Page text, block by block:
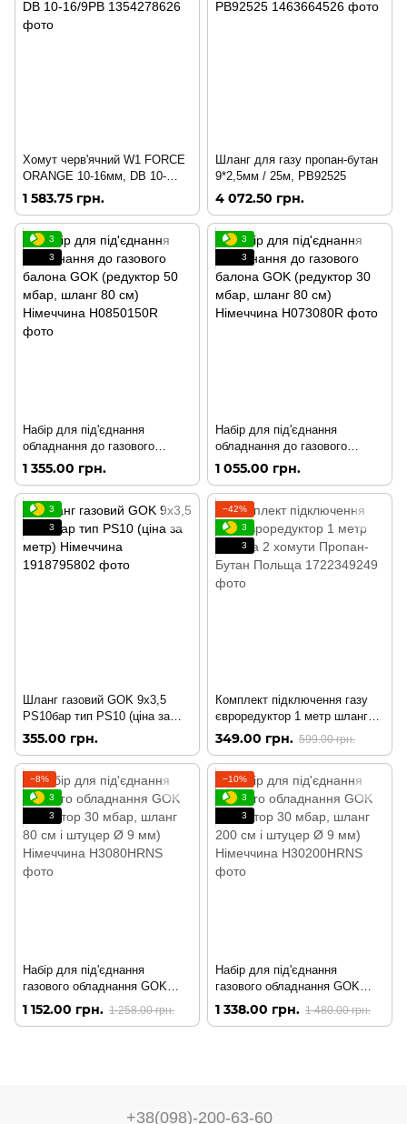
Хомут черв'ячний W1 FORCE
ORANGE 10-16мм, DB 10-
16/9PB
1 583.75 грн.
Шланг для газу пропан-бутан
9*2,5мм / 25м, PB92525
4 072.50 грн.
3
3
Набір для під'єднання
обладнання до газового
балона GOK (редуктор 50
мбар, шланг 80 см) Німеччина
1 355.00 грн.
3
3
Набір для під'єднання
обладнання до газового
балона GOK (редуктор 30
мбар, шланг 80 см) Німеччина
1 055.00 грн.
3
3
Шланг газовий GOK 9х3,5
PS10бар тип PS10 (ціна за
метр) Німеччина
355.00 грн.
−42%
3
3
Комплект підключення газу
євроредуктор 1 метр шланга 2
хомути Пропан-Бутан Польща
349.00 грн. 599.00 грн.
−8%
3
3
Набір для під'єднання
газового обладнання GOK
(редуктор 30 мбар, шланг 80
см і штуцер Ø 9 мм)
1 152.00 грн. 1 258.00 грн.
−10%
3
3
Набір для під'єднання
газового обладнання GOK
(редуктор 30 мбар, шланг 200
см і штуцер Ø 9 мм)
1 338.00 грн. 1 480.00 грн.
+38(098)-200-63-60